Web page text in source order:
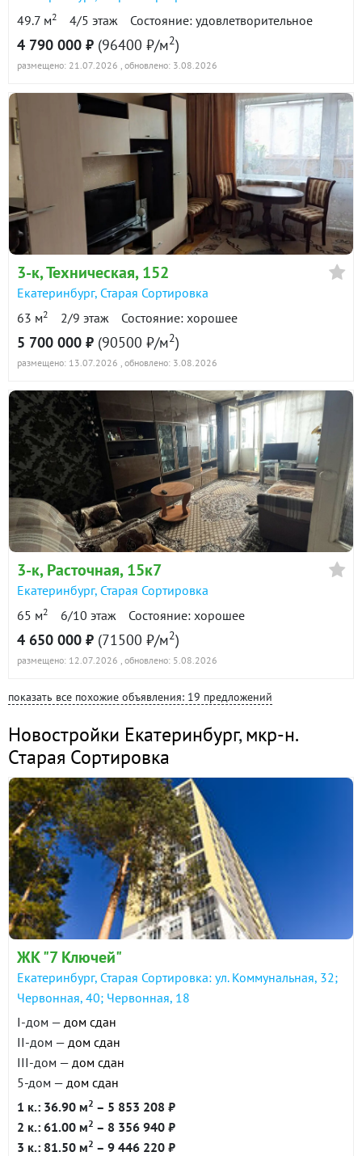
49.7 м2 4/5 этаж Состояние: удовлетворительное
4 790 000 ₽ (96400 ₽/м2)
размещено: 21.07.2026 , обновлено: 3.08.2026
3-к, Техническая, 152
Екатеринбург, Старая Сортировка
63 м2 2/9 этаж Состояние: хорошее
5 700 000 ₽ (90500 ₽/м2)
размещено: 13.07.2026 , обновлено: 3.08.2026
3-к, Расточная, 15к7
Екатеринбург, Старая Сортировка
65 м2 6/10 этаж Состояние: хорошее
4 650 000 ₽ (71500 ₽/м2)
размещено: 12.07.2026 , обновлено: 5.08.2026
показать все похожие объявления: 19 предложений
Новостройки Екатеринбург,мкр-н.
Старая Сортировка
ЖК "7 Ключей"
Екатеринбург, Старая Сортировка: ул. Коммунальная, 32;
Червонная, 40; Червонная, 18
I-дом — дом сдан
II-дом — дом сдан
III-дом — дом сдан
5-дом — дом сдан
1 к.: 36.90 м2 – 5 853 208 ₽
2 к.: 61.00 м2 – 8 356 940 ₽
3 к.: 81.50 м2 – 9 446 220 ₽